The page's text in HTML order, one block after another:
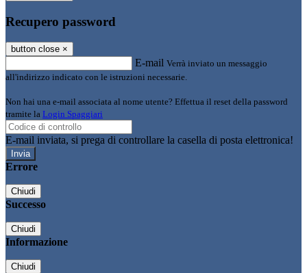
Recupero password
button close ×
E-mail Verrà inviato un messaggio
all'indirizzo indicato con le istruzioni necessarie.
Non hai una e-mail associata al nome utente? Effettua il reset della password
tramite la Login Spaggiari
E-mail inviata, si prega di controllare la casella di posta elettronica!
Errore
Chiudi
Successo
Chiudi
Informazione
Chiudi